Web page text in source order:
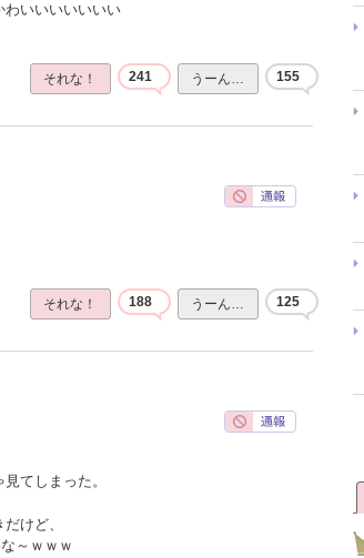
わいいいいいいい
それな！ 241 うーん… 155
それな！ 188 うーん… 125
てしまった。
けど、
～ｗｗｗ